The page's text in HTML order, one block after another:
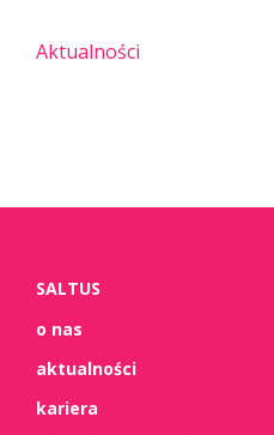
Aktualności
SALTUS
o nas
aktualności
kariera